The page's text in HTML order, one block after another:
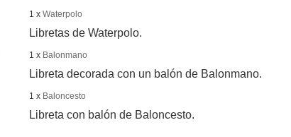
1 xWaterpolo
Libretas de Waterpolo.
1 x Balonmano
Libreta decorada con un balón de Balonmano.
1 x Baloncesto
Libreta con balón de Baloncesto.